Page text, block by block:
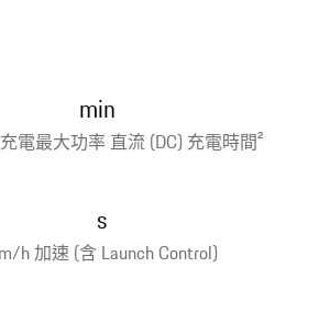
電最大功率 直流 (DC) 充電時間2
min
h 加速 (含 Launch Control)
s